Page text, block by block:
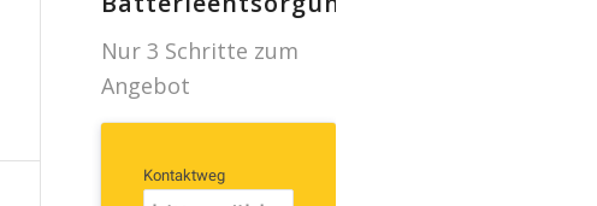
Nur 3 Schritte zum
Angebot
Kontaktweg